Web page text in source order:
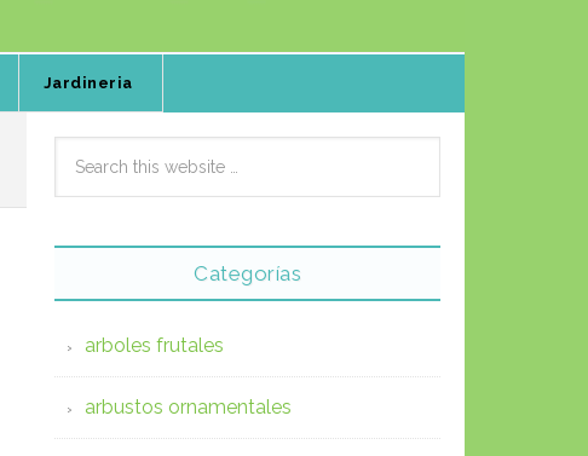
Jardineria
Categorías
arboles frutales
arbustos ornamentales